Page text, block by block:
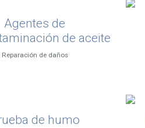
Agentes de
de aceite
Reparación de daños
de humo